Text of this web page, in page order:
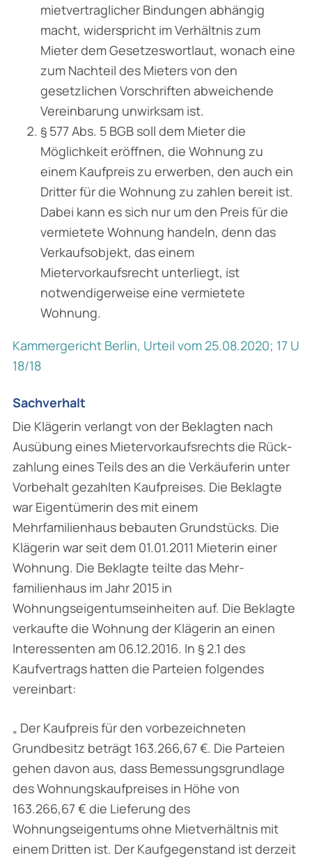
mietvertraglicher Bindungen abhängig
macht, wider­spricht im Verhältnis zum
Mieter dem Gesetzeswortlaut, wonach eine
zum Nachteil des Mieters von den
gesetzlichen Vorschriften abweichende
Vereinbarung unwirksam ist.
§ 577 Abs. 5 BGB soll dem Mieter die
Möglichkeit eröffnen, die Wohnung zu
einem Kauf­preis zu erwerben, den auch ein
Dritter für die Wohnung zu zahlen bereit ist.
Dabei kann es sich nur um den Preis für die
vermietete Wohnung handeln, denn das
Verkaufsobjekt, das einem
Mietervorkaufsrecht unterliegt, ist
notwendigerweise eine vermietete
Wohnung.
Kammergericht Berlin, Urteil vom 25.08.2020; 17 U
18/18
Sachverhalt
Die Klägerin verlangt von der Beklagten nach
Ausübung eines Mietervorkaufsrechts die Rück­
zahlung eines Teils des an die Verkäuferin unter
Vorbehalt gezahlten Kaufpreises. Die Beklagte
war Eigentümerin des mit einem
Mehrfamilienhaus bebauten Grundstücks. Die
Klägerin war seit dem 01.01.2011 Mieterin einer
Wohnung. Die Beklagte teilte das Mehr­
familienhaus im Jahr 2015 in
Wohnungseigentumseinheiten auf. Die Beklagte
verkaufte die Wohnung der Klägerin an einen
Interessenten am 06.12.2016. In § 2.1 des
Kaufvertrags hatten die Parteien folgendes
vereinbart:
„ Der Kaufpreis für den vorbezeichneten
Grundbesitz beträgt 163.266,67 €. Die Parteien
gehen davon aus, dass Bemessungsgrundlage
des Wohnungskaufpreises in Höhe von
163.266,67 € die Lieferung des
Wohnungseigentums ohne Mietverhältnis mit
einem Dritten ist. Der Kaufgegenstand ist derzeit